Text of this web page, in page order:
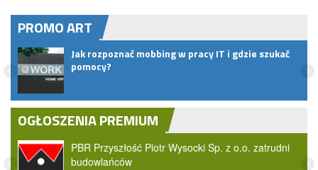
PROMO ART
Jak rozpoznać mobbing w pracy IT i gdzie szukać
pomocy?
OGŁOSZENIA PREMIUM
PBR Przyszłość Piotr Wysocki Sp. z o.o. zatrudni
budowlańców